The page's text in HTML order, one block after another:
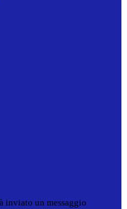
inviato un messaggio